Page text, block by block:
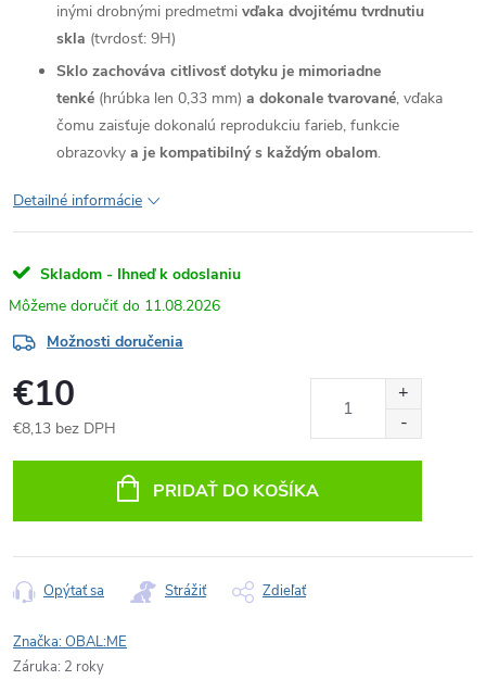
inými drobnými predmetmi vďaka dvojitému tvrdnutiu
skla (tvrdosť: 9H)
Sklo zachováva citlivosť dotyku je mimoriadne
tenké (hrúbka len 0,33 mm) a dokonale tvarované, vďaka
čomu zaisťuje dokonalú reprodukciu farieb, funkcie
obrazovky a je kompatibilný s každým obalom.
Detailné informácie
Skladom - Ihneď k odoslaniu
11.08.2026
Možnosti doručenia
€10
€8,13 bez DPH
PRIDAŤ DO KOŠÍKA
Opýtať sa Strážiť Zdieľať
Značka:OBAL:ME
Záruka: 2 roky